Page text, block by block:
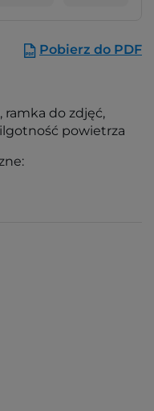
Pobierz do PDF
ramka do zdjęć,
powietrza